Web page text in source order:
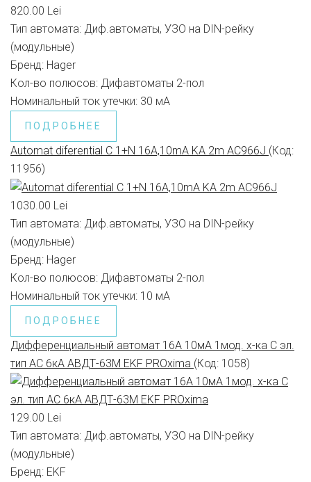
820.00 Lei
Тип автомата: Диф.автоматы, УЗО на DIN-рейку
(модульные)
Бренд: Hager
Кол-во полюсов: Дифавтоматы 2-пол
Номинальный ток утечки: 30 мА
ПОДРОБНЕЕ
Automat diferential C 1+N 16A,10mA KA 2m AC966J (Код:
11956)
1030.00 Lei
Тип автомата: Диф.автоматы, УЗО на DIN-рейку
(модульные)
Бренд: Hager
Кол-во полюсов: Дифавтоматы 2-пол
Номинальный ток утечки: 10 мА
ПОДРОБНЕЕ
Дифференциальный автомат 16А 10мА 1мод. х-ка С эл.
тип AС 6кА АВДТ-63М EKF PROxima (Код: 1058)
129.00 Lei
Тип автомата: Диф.автоматы, УЗО на DIN-рейку
(модульные)
Бренд: EKF